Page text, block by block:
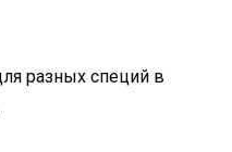
разных специй в